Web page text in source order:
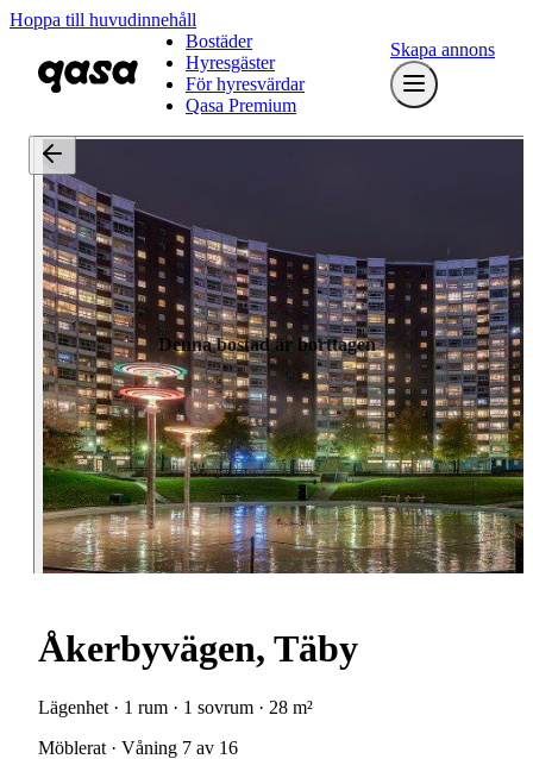
Hoppa till huvudinnehåll
Bostäder
Hyresgäster
För hyresvärdar
Qasa Premium
Skapa annons
Denna bostad är borttagen
Åkerbyvägen, Täby
Lägenhet · 1 rum · 1 sovrum · 28 m²
Möblerat · Våning 7 av 16